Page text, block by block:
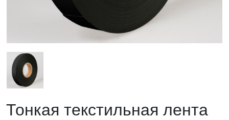
Тонкая текстильная лента